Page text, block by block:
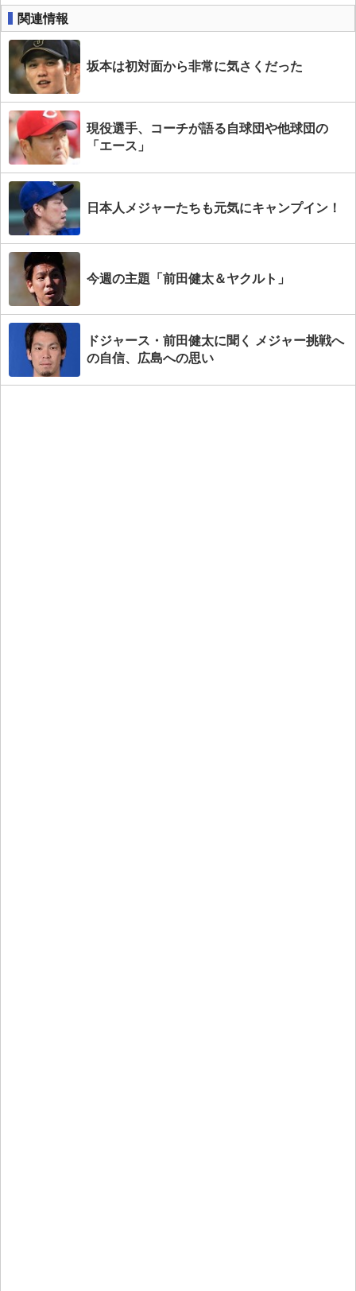
関連情報
坂本は初対面から非常に気さくだった
現役選手、コーチが語る自球団や他球団の
「エース」
日本人メジャーたちも元気にキャンプイン！
今週の主題「前田健太＆ヤクルト」
ドジャース・前田健太に聞く メジャー挑戦へ
の自信、広島への思い